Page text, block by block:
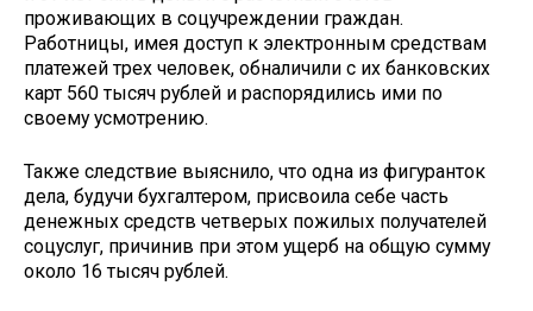
проживающих в соцучреждении граждан.
Работницы, имея доступ к электронным средствам
платежей трех человек, обналичили с их банковских
карт 560 тысяч рублей и распорядились ими по
своему усмотрению.
Также следствие выяснило, что одна из фигуранток
дела, будучи бухгалтером, присвоила себе часть
денежных средств четверых пожилых получателей
соцуслуг, причинив при этом ущерб на общую сумму
около 16 тысяч рублей.